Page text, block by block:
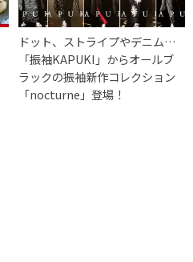
ドット、ストライプやデニム…
「振袖KAPUKI」からオールブ
ラックの振袖新作コレクション
「nocturne」登場！